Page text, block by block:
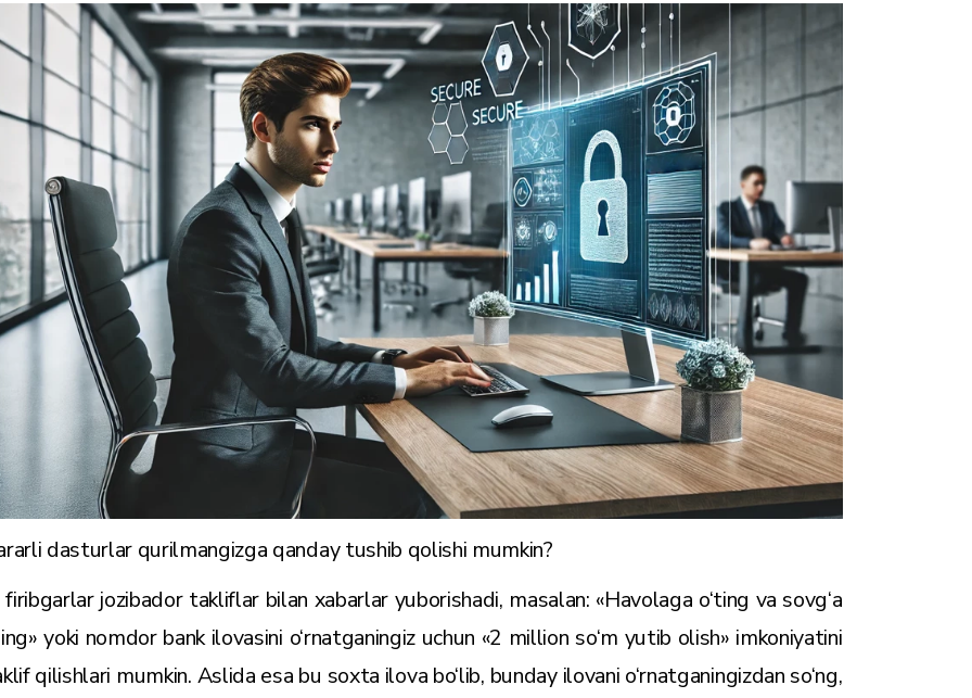
dasturlar qurilmangizga qanday tushib qolishi mumkin?
jozibador takliflar bilan xabarlar yuborishadi, masalan: «Havolaga o‘ting va sovg‘a
yoki nomdor bank ilovasini o‘rnatganingiz uchun «2 million so‘m yutib olish» imkoniyatini
qilishlari mumkin. Aslida esa bu soxta ilova bo‘lib, bunday ilovani o‘rnatganingizdan so‘ng,